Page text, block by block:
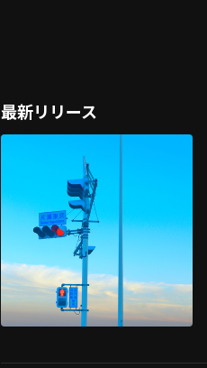
最新リリース